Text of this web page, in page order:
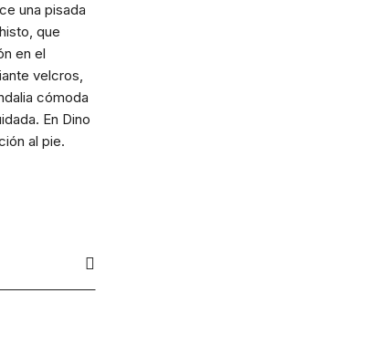
una pisada
que
en el
velcros,
cómoda
En Dino
al pie.